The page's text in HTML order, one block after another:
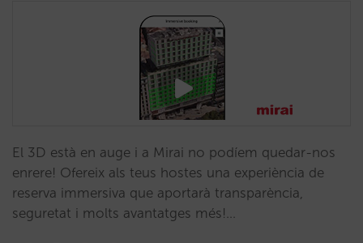
El 3D està en auge i a Mirai no podíem quedar-nos
enrere! Ofereix als teus hostes una experiència de
reserva immersiva que aportarà transparència,
seguretat i molts avantatges més!…